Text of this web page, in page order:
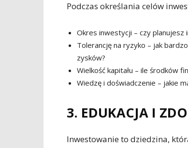
Podczas określania celów
Okres inwestycji – czy planujesz
Tolerancję na ryzyko – jak
zysków?
Wielkość kapitału – ile środków
Wiedzę i doświadczenie – jakie
3. EDUKACJA I
Inwestowanie to dziedzina,